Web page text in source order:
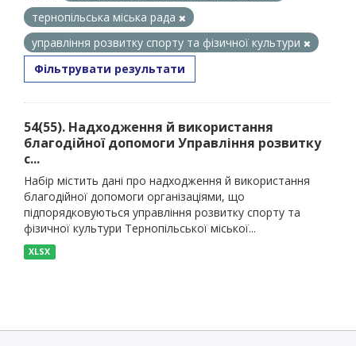
тернопільська міська рада
управління розвитку спорту та фізичної культури
Фільтрувати результати
54(55). Надходження й використання
благодійної допомоги Управління розвитку
с...
Набір містить дані про надходження й використання
благодійної допомоги організаціями, що
підпорядковуються управління розвитку спорту та
фізичної культури Тернопільської міської...
XLSX